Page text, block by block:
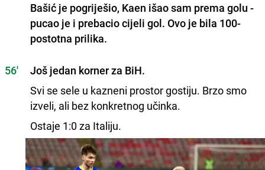
Bašić je pogriješio, Kaen išao sam prema golu -
pucao je i prebacio cijeli gol. Ovo je bila 100-
postotna prilika.
56'
Još jedan korner za BiH.
Svi se sele u kazneni prostor gostiju. Brzo smo
izveli, ali bez konkretnog učinka.
Ostaje 1:0 za Italiju.